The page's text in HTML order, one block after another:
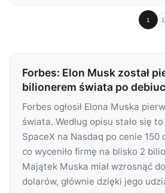
1
Forbes: Elon Musk został
bilionerem świata po
Forbes ogłosił Elona Muska
świata. Według opisu stało się
SpaceX na Nasdaq po cenie 150
co wyceniło firmę na blisko 2
Majątek Muska miał wzrosnąć
dolarów, głównie dzięki jego